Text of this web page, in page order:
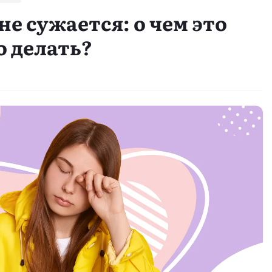
сужается: о чем это
делать?